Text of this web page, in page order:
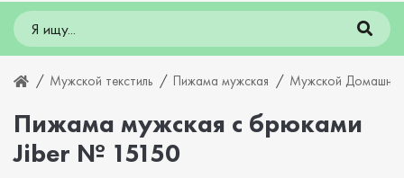
Мужской текстиль Пижама мужская Мужской
Пижама мужская с брюками
Jiber № 15150